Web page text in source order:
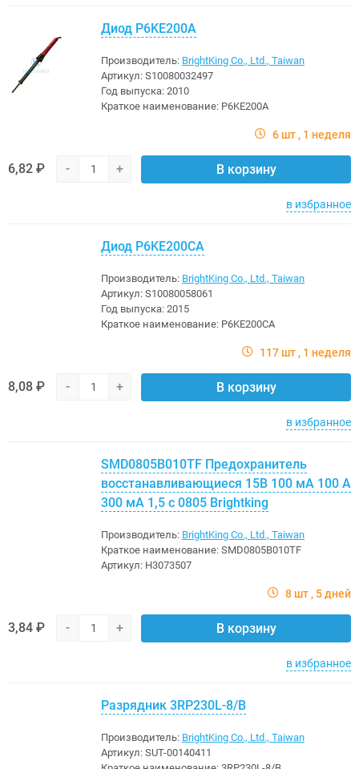
Диод P6KE200A
Производитель: BrightKing Co., Ltd., Taiwan
Артикул: S10080032497
Год выпуска: 2010
Краткое наименование: P6KE200A
6 шт 1 неделя
6,82 ₽ - + В корзину
в избранное
Диод P6KE200CA
Производитель: BrightKing Co., Ltd., Taiwan
Артикул: S10080058061
Год выпуска: 2015
Краткое наименование: P6KE200CA
117 шт 1 неделя
8,08 ₽ - + В корзину
в избранное
SMD0805B010TF Предохранитель
восстанавливающиеся 15В 100 мА 100 А
300 мА 1,5 с 0805 Brightking
Производитель: BrightKing Co., Ltd., Taiwan
Краткое наименование: SMD0805B010TF
Артикул: H3073507
8 шт 5 дней
3,84 ₽ - + В корзину
в избранное
Разрядник 3RP230L-8/B
Производитель: BrightKing Co., Ltd., Taiwan
Артикул: SUT-00140411